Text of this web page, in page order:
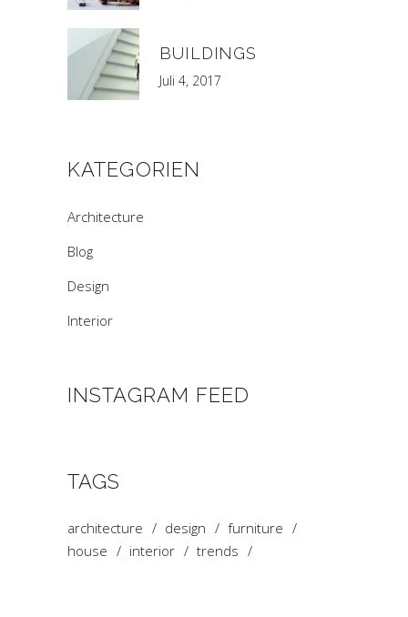
BUILDINGS
Juli 4, 2017
KATEGORIEN
Architecture
Blog
Design
Interior
INSTAGRAM FEED
TAGS
architecture design
furniture
house
interior trends